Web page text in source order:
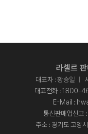
라셀르
대표자 : 황승일
대표전화 :1800-
E-Mail :
통신판매업신
주소 : 경기도 고양